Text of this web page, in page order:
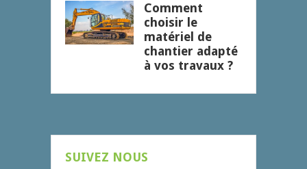
Comment
choisir le
matériel de
chantier adapté
à vos travaux ?
SUIVEZ NOUS